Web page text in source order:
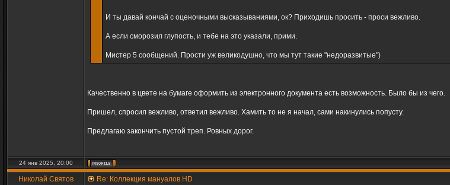
И ты давай кончай с оценочными высказываниями, ок? Приходишь просить - проси вежливо.
А если сморозил глупость, и тебе на это указали, прими.
Мистер 5 сообщений. Прости уж великодушно, что мы тут такие "недоразвитые")
Качественно в цвете на бумаге оформить из электронного документа есть возможность. Было бы из чего.
Пришел, спросил вежливо, ответил вежливо. Хамить то не я начал, сами накинулись попусту.
Предлагаю закончить пустой треп. Ровных дорог.
24 янв 2025, 20:00
Николай Святов
Re: Коллекция мануалов HD